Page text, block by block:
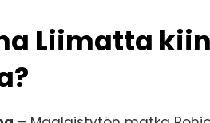
Liimatta